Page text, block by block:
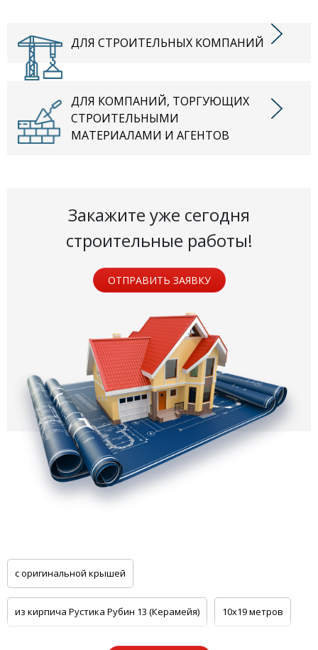
ДЛЯ СТРОИТЕЛЬНЫХ КОМПАНИЙ
ДЛЯ КОМПАНИЙ, ТОРГУЮЩИХ
СТРОИТЕЛЬНЫМИ
МАТЕРИАЛАМИ И АГЕНТОВ
Закажите уже сегодня
строительные работы!
ОТПРАВИТЬ ЗАЯВКУ
с оригинальной крышей
из кирпича Рустика Рубин 13 (Керамейя) 10x19 метров